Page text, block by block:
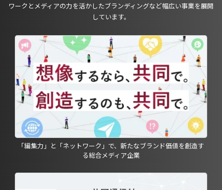
ワークとメディアの力を活かしたブランディングなど幅広い事業を展開
しています。
「編集力」と「ネットワーク」で、新たなブランド価値を創造す
る総合メディア企業